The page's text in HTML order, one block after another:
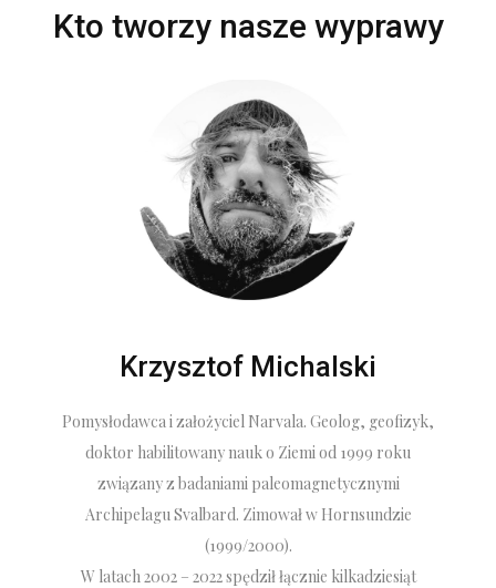
Kto tworzy nasze wyprawy
Krzysztof Michalski
Pomysłodawca i założyciel Narvala. Geolog, geofizyk,
doktor habilitowany nauk o Ziemi od 1999 roku
związany z badaniami paleomagnetycznymi
Archipelagu Svalbard. Zimował w Hornsundzie
(1999/2000).
W latach 2002 – 2022 spędził łącznie kilkadziesiąt